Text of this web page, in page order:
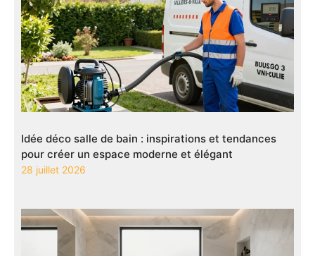
Idée déco salle de bain : inspirations et tendances
pour créer un espace moderne et élégant
28 juillet 2026